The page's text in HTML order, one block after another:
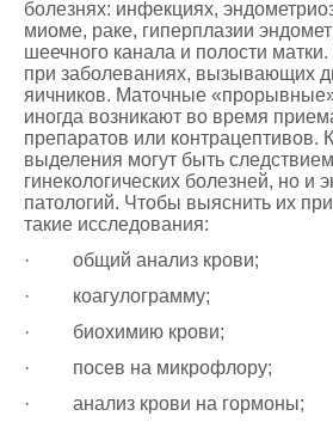
болезнях: инфекциях,
миоме, раке, гиперплазии
шеечного канала и полости
при заболеваниях, вызывающих
яичников. Маточные
иногда возникают во время
препаратов или контрацептивов.
выделения могут быть
гинекологических болезней, но и
патологий. Чтобы выяснить их
такие исследования:
· общий анализ крови;
· коагулограмму;
· биохимию крови;
· посев на микрофлору;
· анализ крови на гормоны;